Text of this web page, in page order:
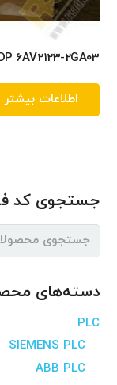
6AV2123-2GA03
اطلاعات بیشتر
جستجوی کد
جستجو
دسته‌های
PLC
SIEMENS PLC
ABB PLC